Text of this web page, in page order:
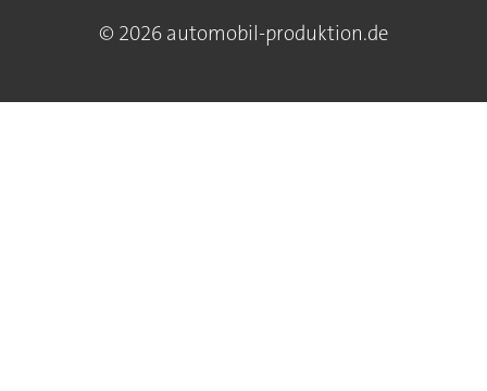
© 2026 automobil-produktion.de